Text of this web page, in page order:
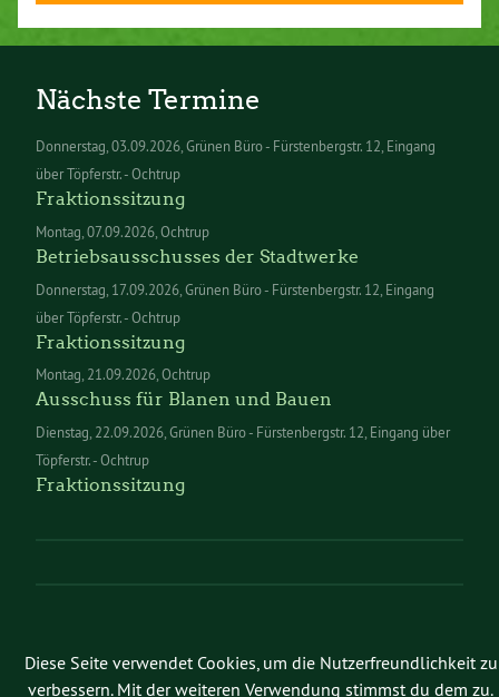
Nächste Termine
Donnerstag 03.09.2026 Grünen Büro - Fürstenbergstr. 12, Eingang
über Töpferstr. - Ochtrup
Fraktionssitzung
Montag 07.09.2026 Ochtrup
Betriebsausschusses der Stadtwerke
Donnerstag 17.09.2026 Grünen Büro - Fürstenbergstr. 12, Eingang
über Töpferstr. - Ochtrup
Fraktionssitzung
Montag 21.09.2026 Ochtrup
Ausschuss für Blanen und Bauen
Dienstag 22.09.2026 Grünen Büro - Fürstenbergstr. 12, Eingang über
Töpferstr. - Ochtrup
Fraktionssitzung
Diese Seite verwendet Cookies, um die Nutzerfreundlichkeit zu
verbessern. Mit der weiteren Verwendung stimmst du dem zu.